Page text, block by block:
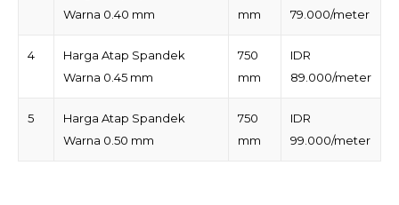
Warna 0.40 mm
mm
79.000/meter
4
Harga Atap Spandek
Warna 0.45 mm
750
mm
IDR
89.000/meter
5
Harga Atap Spandek
Warna 0.50 mm
750
mm
IDR
99.000/meter